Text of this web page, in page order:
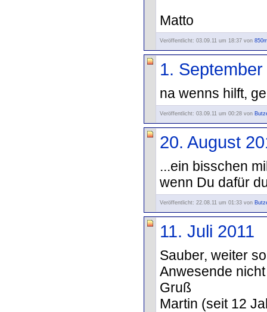
Matto
Veröffentlicht: 03.09.11 um 18:37 von
1. September
na wenns hilft,
Veröffentlicht: 03.09.11 um 00:28 von
20. August
...ein bisschen
wenn Du dafür
Veröffentlicht: 22.08.11 um 01:33 von
11. Juli 2011
Sauber, weiter
Anwesende
Gruß
Martin (seit 12